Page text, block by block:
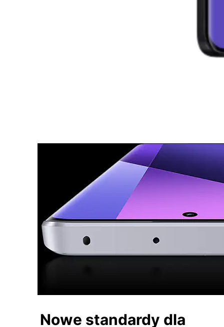
Nowe standardy dla